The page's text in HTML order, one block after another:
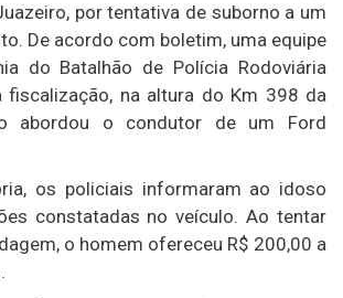
por tentativa de suborno a um
De acordo com boletim, uma equipe
do Batalhão de Polícia Rodoviária
fiscalização, na altura do Km 398 da
abordou o condutor de um Ford
os policiais informaram ao idoso
constatadas no veículo. Ao tentar
o homem ofereceu R$ 200,00 a